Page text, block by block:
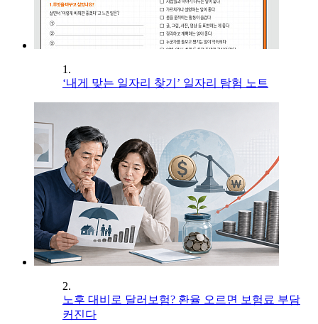
1.
‘내게 맞는 일자리 찾기’ 일자리 탐험 노트
2.
노후 대비로 달러보험? 환율 오르면 보험료 부담
커진다